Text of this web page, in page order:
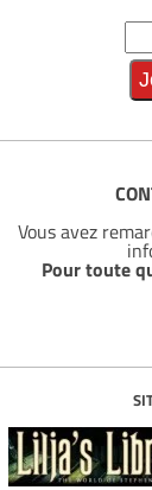
Vous avez
Pour toute